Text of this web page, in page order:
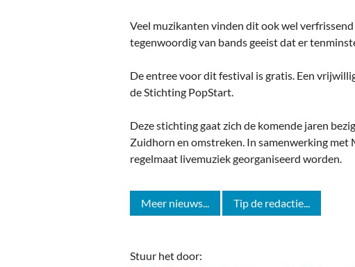
Veel muzikanten vinden dit ook wel
tegenwoordig van bands geeist dat er
De entree voor dit festival is gratis. Een
de Stichting PopStart.
Deze stichting gaat zich de komende jaren
Zuidhorn en omstreken. In samenwerking met
regelmaat livemuziek georganiseerd worden.
Meer nieuws... Tip de redactie...
Stuur het door: